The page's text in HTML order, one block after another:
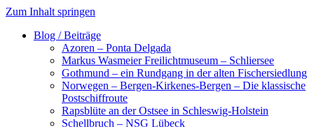
Zum Inhalt springen
Blog / Beiträge
Azoren – Ponta Delgada
Markus Wasmeier Freilichtmuseum – Schliersee
Gothmund – ein Rundgang in der alten Fischersiedlung
Norwegen – Bergen-Kirkenes-Bergen – Die klassische
Postschiffroute
Rapsblüte an der Ostsee in Schleswig-Holstein
Schellbruch – NSG Lübeck